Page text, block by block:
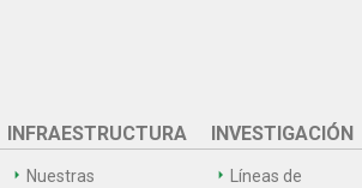
INFRAESTRUCTURA
Nuestras
INVESTIGACIÓN
Líneas de